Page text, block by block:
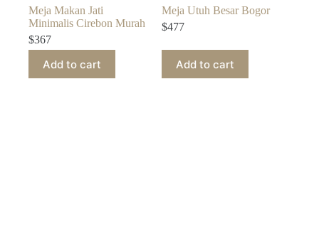
Meja Makan Jati
Minimalis Cirebon Murah
$367
Add to cart
Meja Utuh Besar Bogor
$477
Add to cart